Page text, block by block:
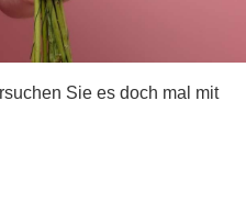
Sie es doch mal mit